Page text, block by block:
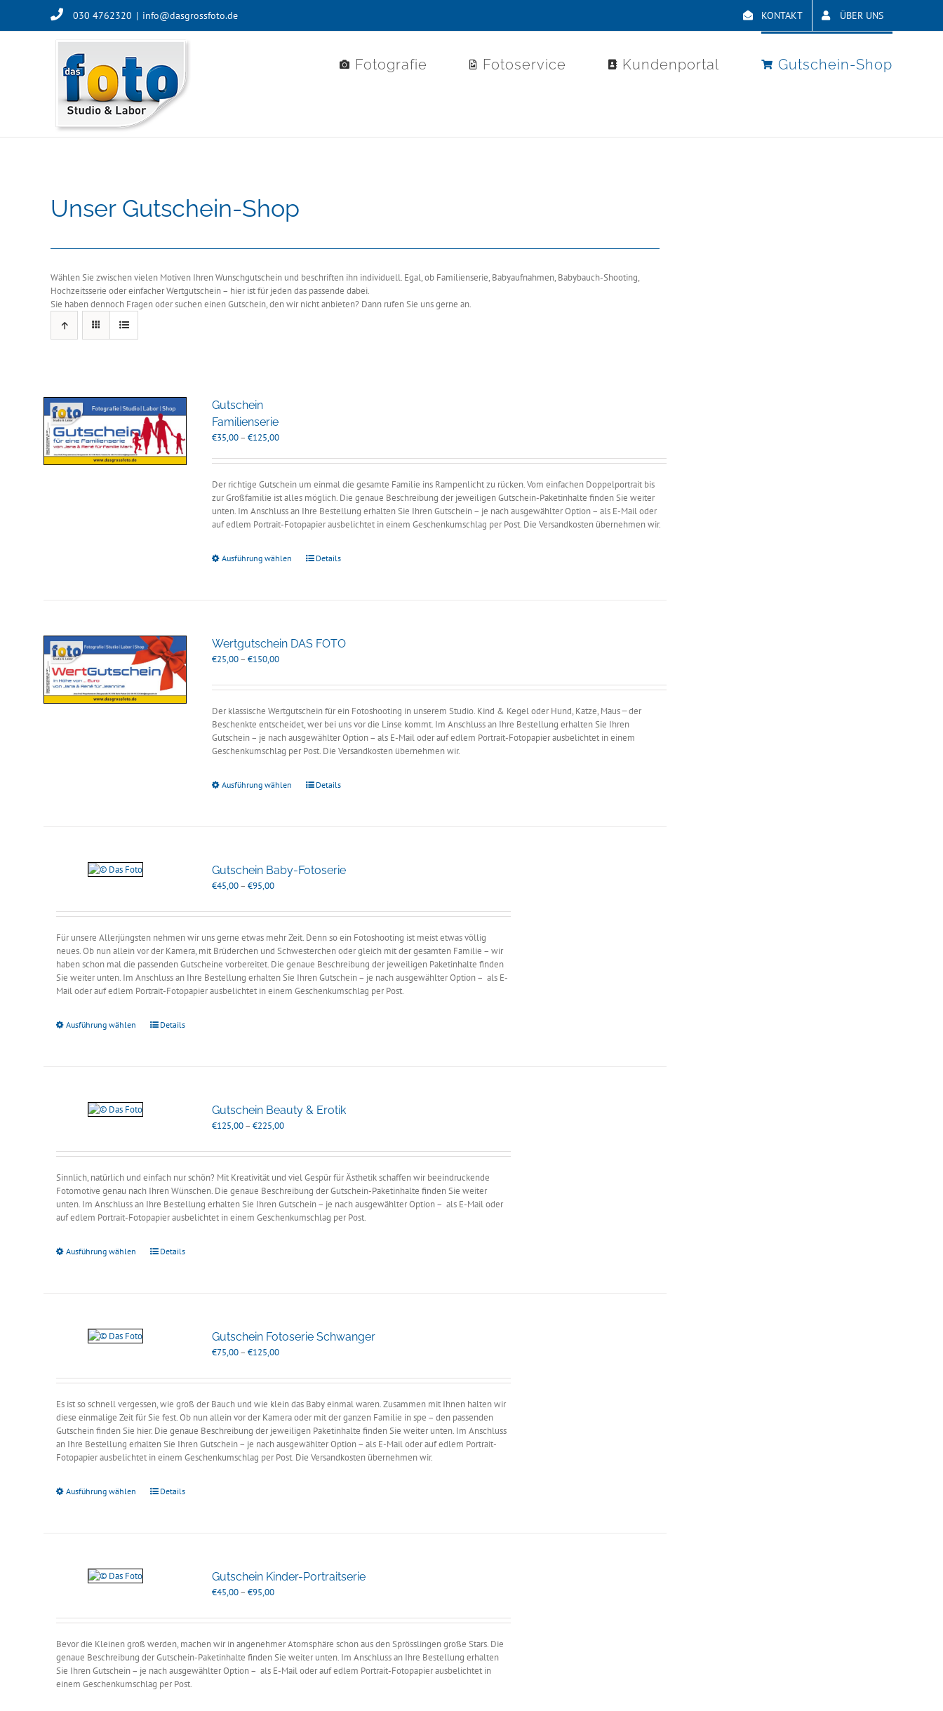
content
030 4762320 | info@dasgrossfoto.de KONTAKT ÜBER UNS
Fotografie Fotoservice Kundenportal Gutschein-Shop
Unser Gutschein-Shop
Wählen Sie zwischen vielen Motiven Ihren Wunschgutschein und beschriften ihn individuell. Egal, ob Familienserie, Babyaufnahmen, Babybauch-Shooting,
Hochzeitsserie oder einfacher Wertgutschein – hier ist für jeden das passende dabei.
Sie haben dennoch Fragen oder suchen einen Gutschein, den wir nicht anbieten? Dann rufen Sie uns gerne an.
Gutschein
Familienserie
€35,00– €125,00Preisspanne:
bis
Der richtige Gutschein um einmal die gesamte Familie ins Rampenlicht zu rücken. Vom einfachen Doppelportrait bis
zur Großfamilie ist alles möglich. Die genaue Beschreibung der jeweiligen Gutschein-Paketinhalte finden Sie weiter
unten. Im Anschluss an Ihre Bestellung erhalten Sie Ihren Gutschein – je nach ausgewählter Option – als E-Mail oder
auf edlem Portrait-Fotopapier ausbelichtet in einem Geschenkumschlag per Post. Die Versandkosten übernehmen wir.
Ausführung wählen Details
Wertgutschein DAS FOTO
€25,00– €150,00Preisspanne:
bis
Der klassische Wertgutschein für ein Fotoshooting in unserem Studio. Kind & Kegel oder Hund, Katze, Maus ̶̶̶ der
Beschenkte entscheidet, wer bei uns vor die Linse kommt. Im Anschluss an Ihre Bestellung erhalten Sie Ihren
Gutschein – je nach ausgewählter Option – als E-Mail oder auf edlem Portrait-Fotopapier ausbelichtet in einem
Geschenkumschlag per Post. Die Versandkosten übernehmen wir.
Ausführung wählen Details
Gutschein Baby-Fotoserie
€45,00– €95,00Preisspanne:
bis
Für unsere Allerjüngsten nehmen wir uns gerne etwas mehr Zeit. Denn so ein Fotoshooting ist meist etwas völlig
neues. Ob nun allein vor der Kamera, mit Brüderchen und Schwesterchen oder gleich mit der gesamten Familie – wir
haben schon mal die passenden Gutscheine vorbereitet. Die genaue Beschreibung der jeweiligen Paketinhalte finden
Sie weiter unten. Im Anschluss an Ihre Bestellung erhalten Sie Ihren Gutschein – je nach ausgewählter Option – als E-
Mail oder auf edlem Portrait-Fotopapier ausbelichtet in einem Geschenkumschlag per Post.
Ausführung wählen Details
Gutschein Beauty & Erotik
€125,00– €225,00Preisspanne:
bis
Sinnlich, natürlich und einfach nur schön? Mit Kreativität und viel Gespür für Ästhetik schaffen wir beeindruckende
Fotomotive genau nach Ihren Wünschen. Die genaue Beschreibung der Gutschein-Paketinhalte finden Sie weiter
unten. Im Anschluss an Ihre Bestellung erhalten Sie Ihren Gutschein – je nach ausgewählter Option – als E-Mail oder
auf edlem Portrait-Fotopapier ausbelichtet in einem Geschenkumschlag per Post.
Ausführung wählen Details
Gutschein Fotoserie Schwanger
€75,00– €125,00Preisspanne:
bis
Es ist so schnell vergessen, wie groß der Bauch und wie klein das Baby einmal waren. Zusammen mit Ihnen halten wir
diese einmalige Zeit für Sie fest. Ob nun allein vor der Kamera oder mit der ganzen Familie in spe – den passenden
Gutschein finden Sie hier. Die genaue Beschreibung der jeweiligen Paketinhalte finden Sie weiter unten. Im Anschluss
an Ihre Bestellung erhalten Sie Ihren Gutschein – je nach ausgewählter Option – als E-Mail oder auf edlem Portrait-
Fotopapier ausbelichtet in einem Geschenkumschlag per Post. Die Versandkosten übernehmen wir.
Ausführung wählen Details
Gutschein Kinder-Portraitserie
€45,00– €95,00Preisspanne:
bis
Bevor die Kleinen groß werden, machen wir in angenehmer Atomsphäre schon aus den Sprösslingen große Stars. Die
genaue Beschreibung der Gutschein-Paketinhalte finden Sie weiter unten. Im Anschluss an Ihre Bestellung erhalten
Sie Ihren Gutschein – je nach ausgewählter Option – als E-Mail oder auf edlem Portrait-Fotopapier ausbelichtet in
einem Geschenkumschlag per Post.